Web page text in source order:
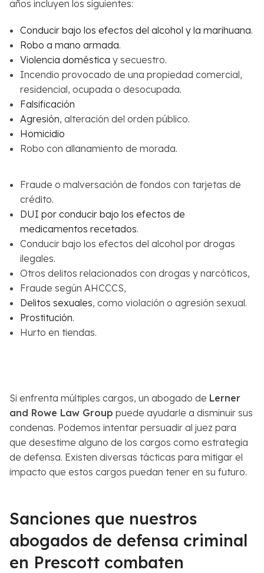
años incluyen los siguientes:
Conducir bajo los efectos del alcohol y la marihuana.
Robo a mano armada.
Violencia doméstica y secuestro.
Incendio provocado de una propiedad comercial,
residencial, ocupada o desocupada.
Falsificación
Agresión, alteración del orden público.
Homicidio
Robo con allanamiento de morada.
Fraude o malversación de fondos con tarjetas de
crédito.
DUI por conducir bajo los efectos de
medicamentos recetados.
Conducir bajo los efectos del alcohol por drogas
ilegales.
Otros delitos relacionados con drogas y narcóticos,
Fraude según AHCCCS,
Delitos sexuales, como violación o agresión sexual.
Prostitución.
Hurto en tiendas.
Si enfrenta múltiples cargos, un abogado de Lerner
and Rowe Law Group puede ayudarle a disminuir sus
condenas. Podemos intentar persuadir al juez para
que desestime alguno de los cargos como estrategia
de defensa. Existen diversas tácticas para mitigar el
impacto que estos cargos puedan tener en su futuro.
Sanciones que nuestros
abogados de defensa criminal
en Prescott combaten